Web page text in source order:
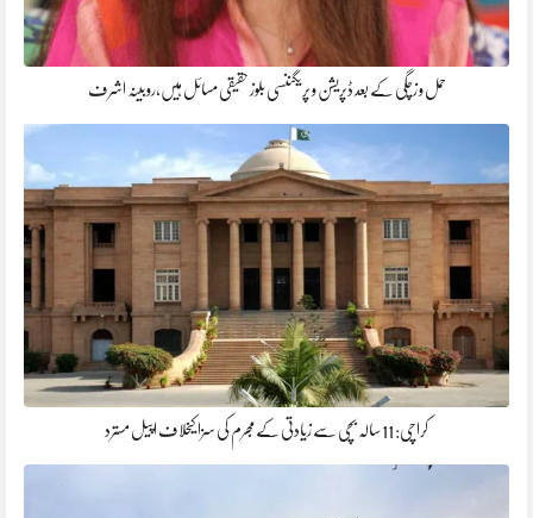
حمل و زچگی کے بعد ڈپریشن و پریگننسی بلوز حقیقی مسائل ہیں،روبینہ اشرف
کراچی: 11 سالہ بچی سے زیادتی کے مجرم کی سزا کیخلاف اپیل مسترد